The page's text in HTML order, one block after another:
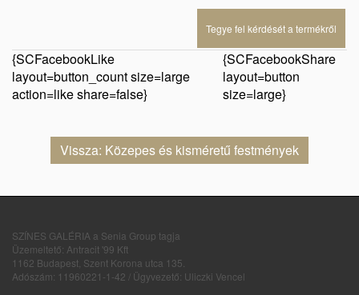
Tegye fel kérdését a termékről
{SCFacebookLike
layout=button_count size=large
action=like share=false}
{SCFacebookShare
layout=button
size=large}
Vissza: Közepes és kisméretű festmények
SZÍNES GALÉRIA a Senia Group tagja
Üzemeltető: Antracit '99 Kft
1162 Budapest, Szent Korona utca 135.
Adószám: 11960221-1-42 / Ügyvezető: Uliczki Vencel